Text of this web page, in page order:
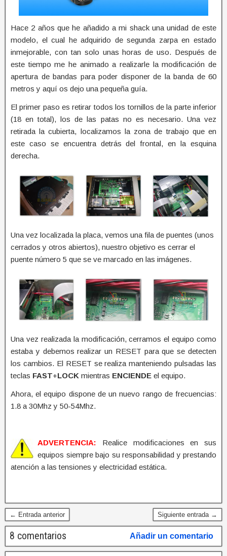
Hace 2 años que he añadido a mi shack una unidad de este
modelo, el cual he adquirido de segunda zarpa en estado
inmejorable, con tan solo unas horas de uso. Después de
este tiempo me he animado a realizarle la modificación de
apertura de bandas para poder disponer de la banda de 60
metros y aquí os dejo una pequeña guía.
El primer paso es retirar todos los tornillos de la parte inferior
(18 en total), los de las patas no es necesario. Una vez
retirada la cubierta, localizamos la zona de trabajo que en
este caso se encuentra detrás del frontal, en la esquina
derecha. ​
Una vez localizada la placa, vemos una fila de puentes (unos
cerrados y otros abiertos), nuestro objetivo es cerrar el
puente número 5 que se ve marcado en las imágenes.
Una vez realizada la modificación, cerramos el equipo como
estaba y debemos realizar un RESET para que se detecten
los cambios. El RESET se realiza manteniendo pulsadas las
teclas FAST+LOCK mientras ENCIENDE el equipo.
Ahora, el equipo dispone de un nuevo rango de frecuencias:
1.8 a 30Mhz y 50-54Mhz.
ADVERTENCIA: Realice modificaciones en sus
equipos siempre bajo su responsabilidad y prestando
atención a las tensiones y electricidad estática.
← Entrada anterior Siguiente entrada →
8 comentarios Añadir un comentario